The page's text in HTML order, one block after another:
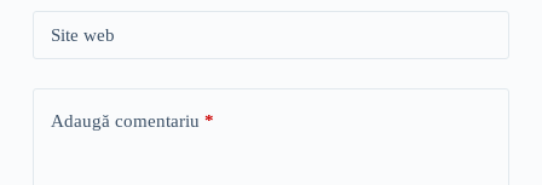
Site web
Adaugă comentariu *